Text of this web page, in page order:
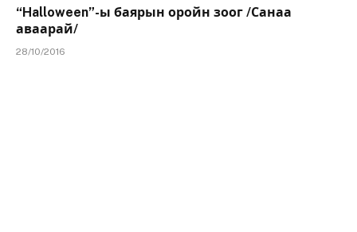
“Halloween”-ы баярын оройн зоог /Санаа
аваарай/
28/10/2016